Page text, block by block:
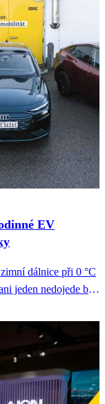
EV
dálnice při 0 °C
jeden nedojede bez